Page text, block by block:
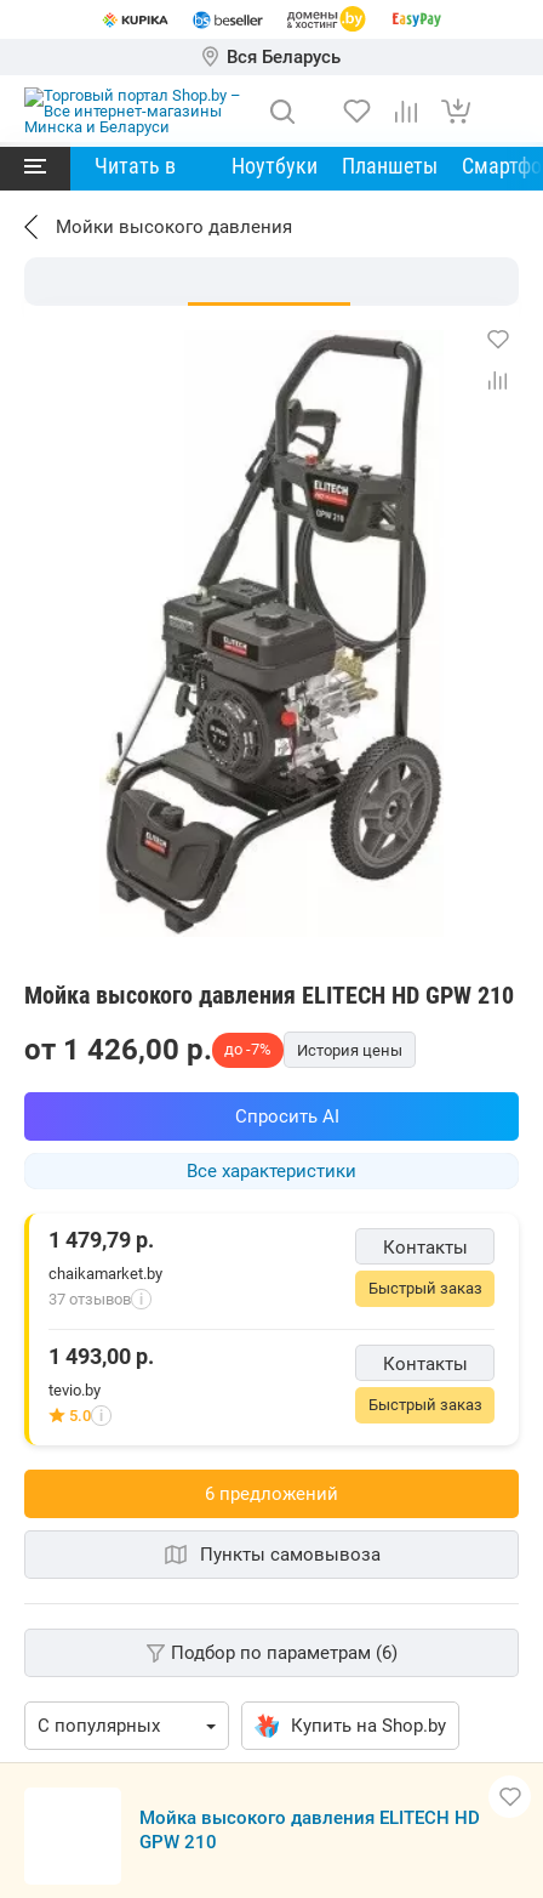
Вся Беларусь
Читать в Ноутбуки Планшеты
Мойки высокого давления
Мойка высокого давления ELITECH HD GPW 210
Все характеристики
от 1 426,00 p. до -7% История цены
Спросить AI
Контакты
Быстрый заказ
1 479,79 р.
chaikamarket.by
37 отзывов i
Контакты
Быстрый заказ
1 493,00 р.
tevio.by
5.0 i
6 предложений
Пункты самовывоза
Подбор по параметрам (6)
Купить на Shop.by
Мойка высокого давления ELITECH HD
GPW 210